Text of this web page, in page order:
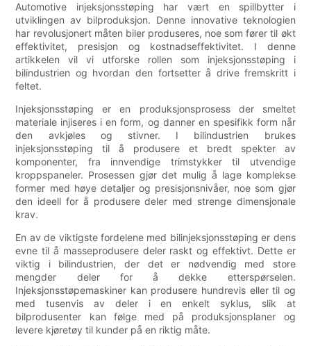
Automotive injeksjonsstøping har vært en spillbytter i
utviklingen av bilproduksjon. Denne innovative teknologien
har revolusjonert måten biler produseres, noe som fører til økt
effektivitet, presisjon og kostnadseffektivitet. I denne
artikkelen vil vi utforske rollen som injeksjonsstøping i
bilindustrien og hvordan den fortsetter å drive fremskritt i
feltet.
Injeksjonsstøping er en produksjonsprosess der smeltet
materiale injiseres i en form, og danner en spesifikk form når
den avkjøles og stivner. I bilindustrien brukes
injeksjonsstøping til å produsere et bredt spekter av
komponenter, fra innvendige trimstykker til utvendige
kroppspaneler. Prosessen gjør det mulig å lage komplekse
former med høye detaljer og presisjonsnivåer, noe som gjør
den ideell for å produsere deler med strenge dimensjonale
krav.
En av de viktigste fordelene med bilinjeksjonsstøping er dens
evne til å masseprodusere deler raskt og effektivt. Dette er
viktig i bilindustrien, der det er nødvendig med store
mengder deler for å dekke etterspørselen.
Injeksjonsstøpemaskiner kan produsere hundrevis eller til og
med tusenvis av deler i en enkelt syklus, slik at
bilprodusenter kan følge med på produksjonsplaner og
levere kjøretøy til kunder på en riktig måte.